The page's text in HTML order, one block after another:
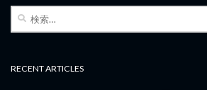
RECENT ARTICLES